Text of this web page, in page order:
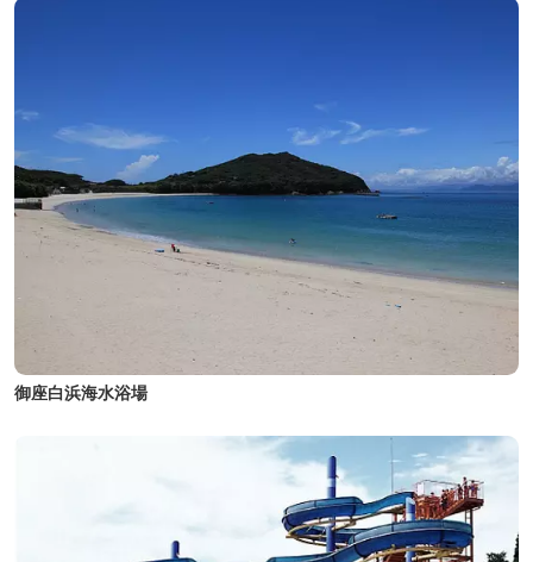
御座白浜海水浴場